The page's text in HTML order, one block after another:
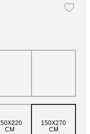
CM
150X270
CM